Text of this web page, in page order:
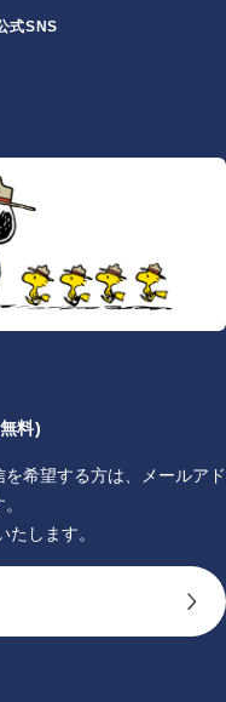
式SNS
料)
希望する方は、メールアド
します。